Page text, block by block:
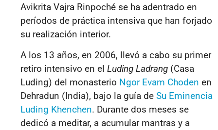
Avikrita Vajra Rinpoché se ha adentrado en
períodos de práctica intensiva que han forjado
su realización interior.
A los 13 años, en 2006, llevó a cabo su primer
retiro intensivo en el Luding Ladrang (Casa
Luding) del monasterio Ngor Evam Choden en
Dehradun (India), bajo la guía de Su Eminencia
Luding Khenchen. Durante dos meses se
dedicó a meditar, a acumular mantras y a